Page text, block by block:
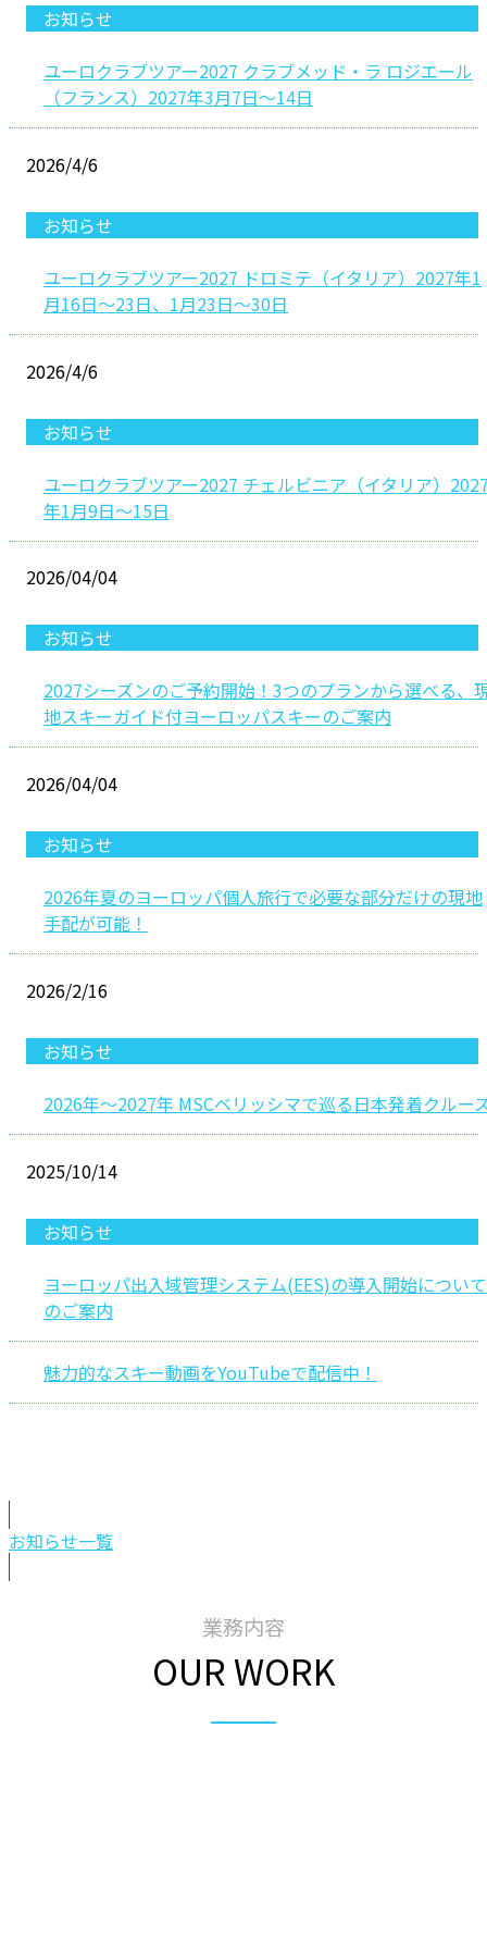
お知らせ
ユーロクラブツアー2027 クラブメッド・ラ ロジエール
（フランス）2027年3月7日〜14日
2026/4/6
お知らせ
ユーロクラブツアー2027 ドロミテ（イタリア）2027年1
月16日〜23日、1月23日～30日
2026/4/6
お知らせ
ユーロクラブツアー2027 チェルビニア（イタリア）
年1月9日〜15日
2026/04/04
お知らせ
2027シーズンのご予約開始！3つのプランから選べる、
地スキーガイド付ヨーロッパスキーのご案内
2026/04/04
お知らせ
2026年夏のヨーロッパ個人旅行で必要な部分だけの現地
手配が可能！
2026/2/16
お知らせ
2026年～2027年 MSCベリッシマで巡る日本発着クルー
2025/10/14
お知らせ
ヨーロッパ出入域管理システム(EES)の導入開始について
のご案内
魅力的なスキー動画をYouTubeで配信中！
お知らせ一覧
業務内容
OUR WORK